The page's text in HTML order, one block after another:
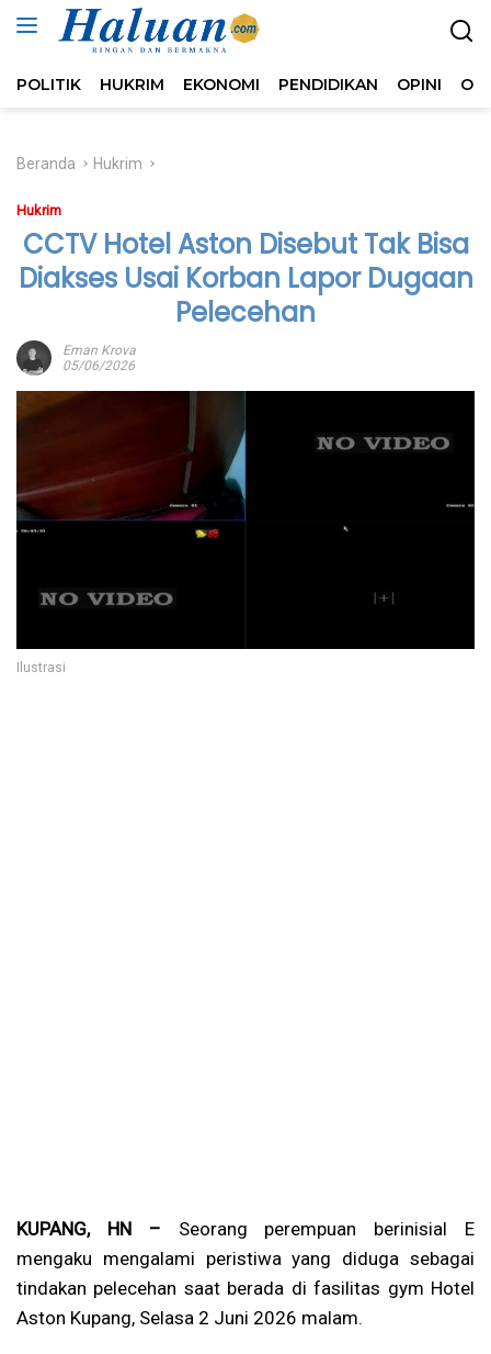
Langsung
POLITIK HUKRIM EKONOMI PENDIDIKAN OPINI
Beranda Hukrim
Hukrim
CCTV Hotel Aston Disebut Tak Bisa
Diakses Usai Korban Lapor Dugaan
Pelecehan
Eman Krova
05/06/2026
Ilustrasi
KUPANG, HN – Seorang perempuan berinisial E
mengaku mengalami peristiwa yang diduga sebagai
tindakan pelecehan saat berada di fasilitas gym Hotel
Aston Kupang, Selasa 2 Juni 2026 malam.